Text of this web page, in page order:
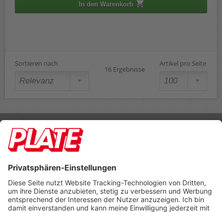
In den Warenkorb
Sortieren nach
16 Ergebnisse
Artikel pro Seite
Rufen Sie uns an 04298 401-0
Lieferbedingungen Impressum
Footer anzeigen
PLATE Büromaterial Vertriebs GmbH